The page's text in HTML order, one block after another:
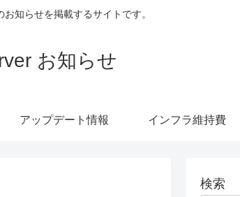
知らせを掲載するサイトです。
お知らせ
アップデート情報 インフラ維持費
検索